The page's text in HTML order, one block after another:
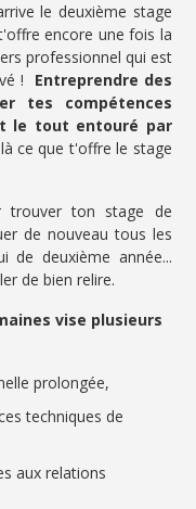
le deuxième stage
encore une fois la
professionnel qui est
! Entreprendre des
tes compétences
le tout entouré par
ce que t'offre le stage
trouver ton stage de
de nouveau tous les
de deuxième année...
de bien relire.
vise plusieurs
prolongée,
techniques de
aux relations